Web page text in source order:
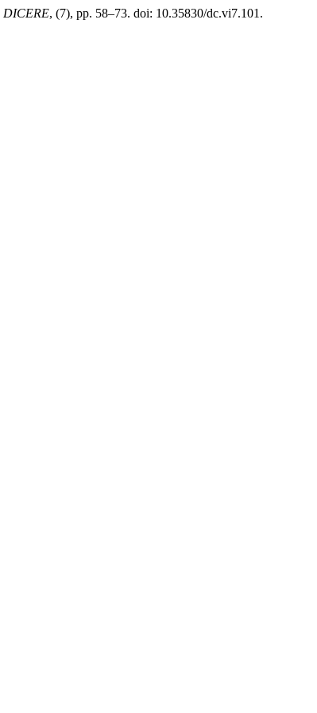
DICERE, (7), pp. 58–73. doi: 10.35830/dc.vi7.101.